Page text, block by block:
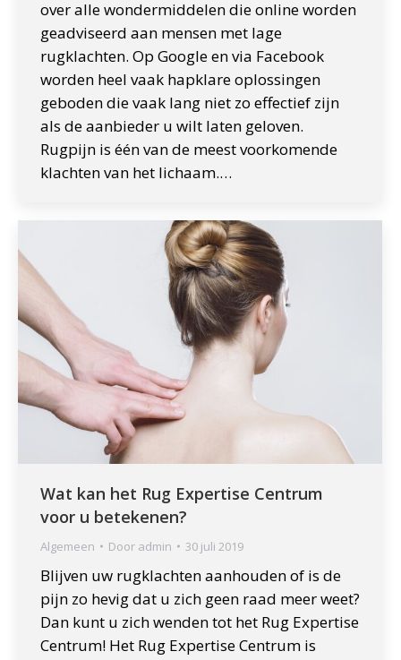
over alle wondermiddelen die online worden
geadviseerd aan mensen met lage
rugklachten. Op Google en via Facebook
worden heel vaak hapklare oplossingen
geboden die vaak lang niet zo effectief zijn
als de aanbieder u wilt laten geloven.
Rugpijn is één van de meest voorkomende
klachten van het lichaam.…
Wat kan het Rug Expertise Centrum
voor u betekenen?
Algemeen Door admin 30 juli 2019
Blijven uw rugklachten aanhouden of is de
pijn zo hevig dat u zich geen raad meer weet?
Dan kunt u zich wenden tot het Rug Expertise
Centrum! Het Rug Expertise Centrum is